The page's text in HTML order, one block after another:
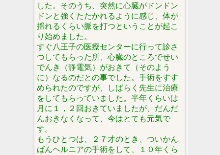
した。そのうち、突然に心臓がドンドン
ドンと強くたたかれるように感じ、体が
揺れるくらい脈を打つということが起こ
り始めました。
すぐ八王子の医療センターに行って診さ
つしてもらった所、心臓のところでせい
でんき（静電気）がおきて（そのよう
に）なるのだとの事でした。手術をすす
められたのですが、しばらく先生に治療
をしてもらっていました。半年くらいは
月に１，２回おきていましたが、だんだ
んおきなくなって、今はとても元気で
す。
もうひとつは、２７才のとき、ついかん
ばんヘルニアの手術をして、１０年くら